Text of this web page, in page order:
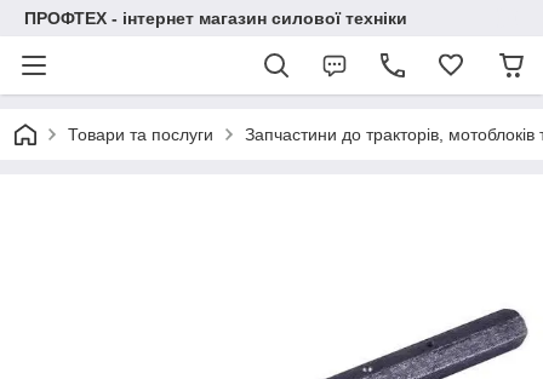
ПРОФТЕХ - інтернет магазин силової техніки
Товари та послуги Запчастини до тракторів,